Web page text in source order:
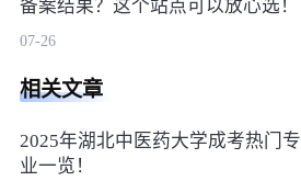
备案结果？这个站点可以放心选！
07-26
相关文章
2025年湖北中医药大学成考热门专
业一览！